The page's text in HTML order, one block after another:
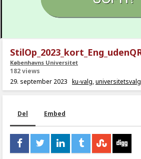
Københavns Universitet
182 views
29. september 2023 ku-valg,universitetsvalg
Del Embed